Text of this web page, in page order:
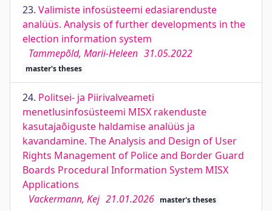
23. Valimiste infosüsteemi edasiarenduste
analüüs. Analysis of further developments in the
election information system
Tammepõld, Marii-Heleen 31.05.2022
master's theses
24. Politsei- ja Piirivalveameti
menetlusinfosüsteemi MISX rakenduste
kasutajaõiguste haldamise analüüs ja
kavandamine. The Analysis and Design of User
Rights Management of Police and Border Guard
Boards Procedural Information System MISX
Applications
Vackermann, Kej 21.01.2026 master's theses